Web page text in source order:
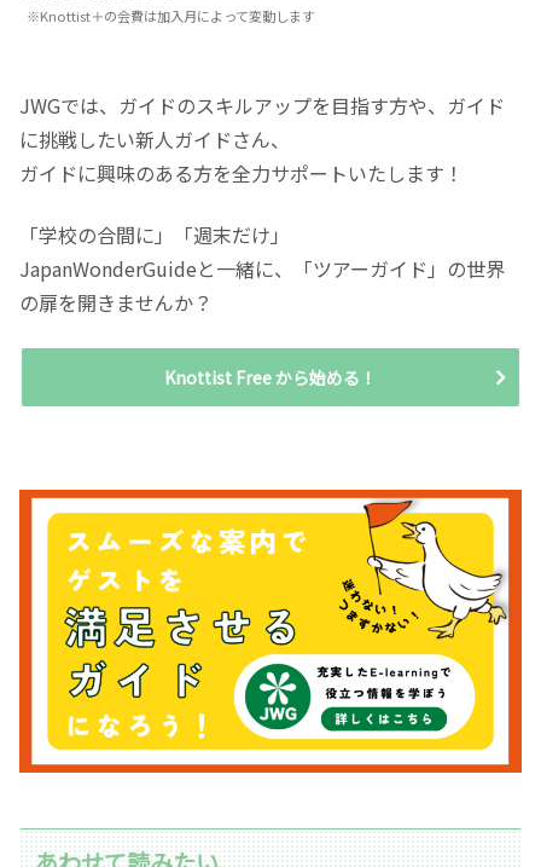
※Knottist＋の会費は加入月によって変動します
JWGでは、ガイドのスキルアップを目指す方や、ガイド
に挑戦したい新人ガイドさん、
ガイドに興味のある方を全力サポートいたします！
「学校の合間に」「週末だけ」
JapanWonderGuideと一緒に、「ツアーガイド」の世界
の扉を開きませんか？
Knottist Free から始める！